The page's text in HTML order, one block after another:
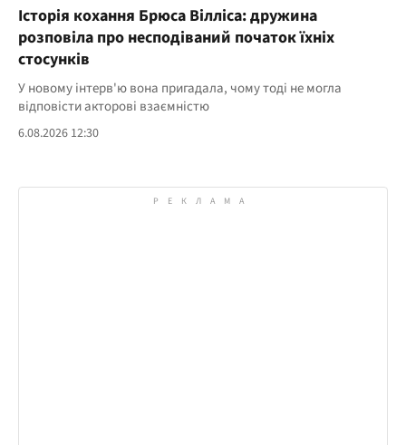
Історія кохання Брюса Вілліса: дружина
розповіла про несподіваний початок їхніх
стосунків
У новому інтерв'ю вона пригадала, чому тоді не могла
відповісти акторові взаємністю
6.08.2026 12:30